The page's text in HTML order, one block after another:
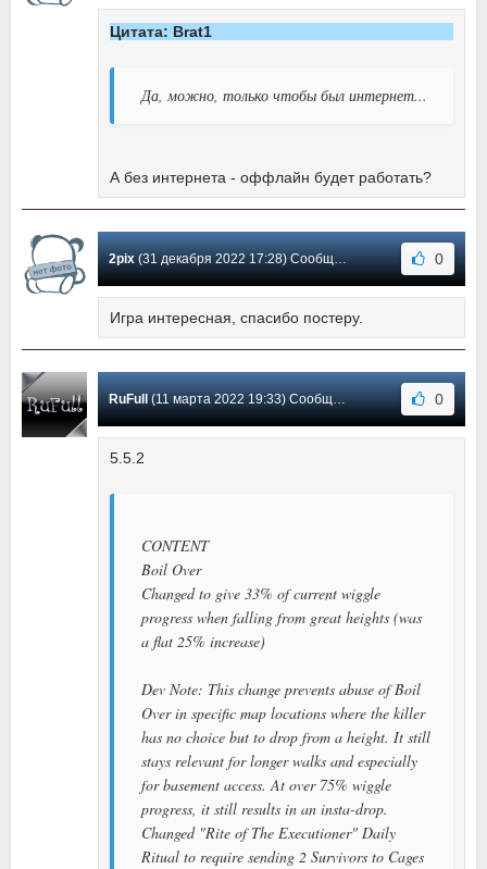
Цитата: Brat1
Да, можно, только чтобы был интернет...
А без интернета - оффлайн будет работать?
2pix(31 декабря 2022 17:28) Сообщение #13 0
Игра интересная, спасибо постеру.
RuFull (11 марта 2022 19:33) Сообщение #12 0
5.5.2
CONTENT
Boil Over
Changed to give 33% of current wiggle
progress when falling from great heights (was
a flat 25% increase)
Dev Note: This change prevents abuse of Boil
Over in specific map locations where the killer
has no choice but to drop from a height. It still
stays relevant for longer walks and especially
for basement access. At over 75% wiggle
progress, it still results in an insta-drop.
Changed "Rite of The Executioner" Daily
Ritual to require sending 2 Survivors to Cages